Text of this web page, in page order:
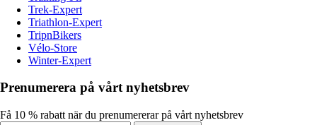
Trek-Expert
Triathlon-Expert
TripnBikers
Vélo-Store
Winter-Expert
Prenumerera på vårt nyhetsbrev
Få 10 % rabatt när du prenumererar på vårt nyhetsbrev